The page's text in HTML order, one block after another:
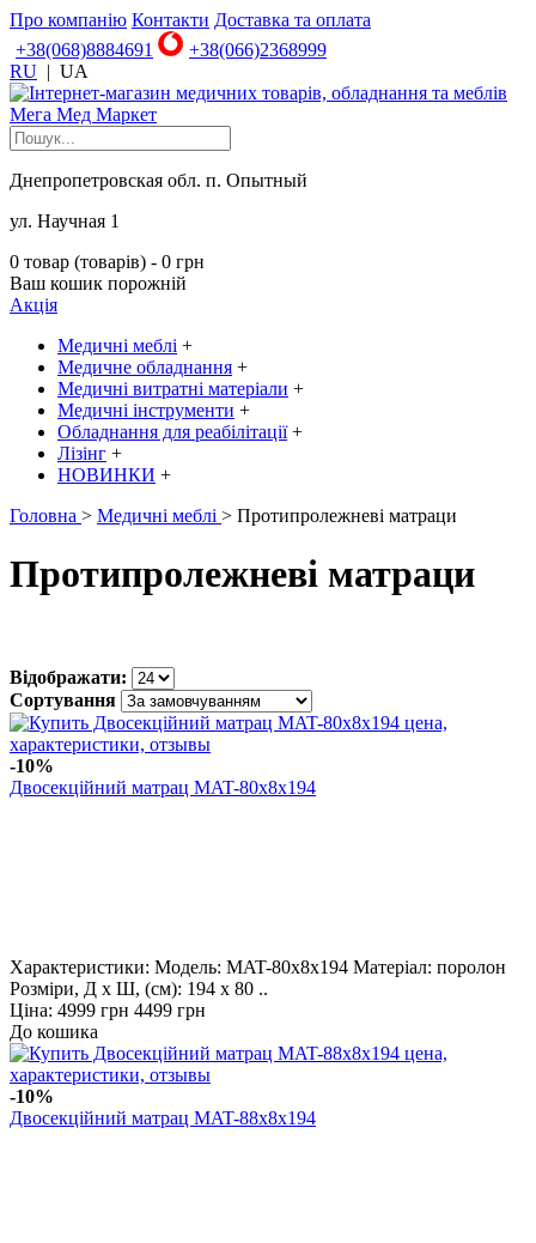
Про компанію Контакти Доставка та оплата
+38(068)8884691
+38(066)2368999
RU | UA
Днепропетровская обл. п. Опытный
ул. Научная 1
0 товар (товарів) - 0 грн
Ваш кошик порожній
Акція
Медичні меблі +
Медичне обладнання +
Медичні витратні матеріали +
Медичні інструменти +
Обладнання для реабілітації +
Лізінг +
НОВИНКИ +
Головна > Медичні меблі > Протипролежневі матраци
Протипролежневі матраци
Відображати:
Сортування
-10%
Двосекційний матрац MAT-80x8x194
Характеристики: Модель: MAT-80x8x194 Матеріал: поролон
Розміри, Д х Ш, (см): 194 х 80 ..
Ціна: 4999 грн 4499 грн
До кошика
-10%
Двосекційний матрац MAT-88x8x194